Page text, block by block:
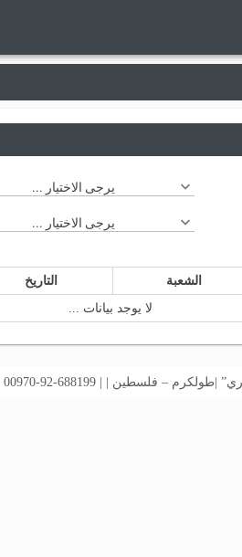
يرجى الاختيار ...
يرجى الاختيار ...
الشعبة التاريخ
لا يوجد بيانات ...
| | 688199-92-00970 | بريد الكتروني